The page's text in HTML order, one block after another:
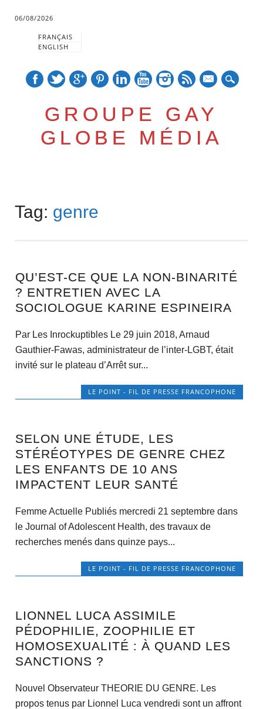
06/08/2026
FRANÇAIS
ENGLISH
GROUPE GAY
GLOBE MÉDIA
Main menu
content
Tag: genre
QU’EST-CE QUE LA NON-BINARITÉ
? ENTRETIEN AVEC LA
SOCIOLOGUE KARINE ESPINEIRA
Par Les Inrockuptibles Le 29 juin 2018, Arnaud
Gauthier-Fawas, administrateur de l’inter-LGBT, était
invité sur le plateau d’Arrêt sur...
LE POINT - FIL DE PRESSE FRANCOPHONE
SELON UNE ÉTUDE, LES
STÉRÉOTYPES DE GENRE CHEZ
LES ENFANTS DE 10 ANS
IMPACTENT LEUR SANTÉ
Femme Actuelle Publiés mercredi 21 septembre dans
le Journal of Adolescent Health, des travaux de
recherches menés dans quinze pays...
LE POINT - FIL DE PRESSE FRANCOPHONE
LIONNEL LUCA ASSIMILE
PÉDOPHILIE, ZOOPHILIE ET
HOMOSEXUALITÉ : À QUAND LES
SANCTIONS ?
Nouvel Observateur THEORIE DU GENRE. Les
propos tenus par Lionnel Luca vendredi sont un affront